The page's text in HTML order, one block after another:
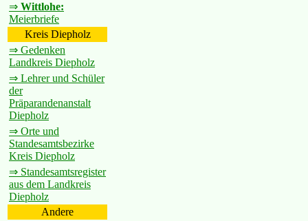
⇒ Wittlohe:
Meierbriefe
Kreis Diepholz
⇒ Gedenken
Landkreis Diepholz
⇒ Lehrer und Schüler
der
Präparandenanstalt
Diepholz
⇒ Orte und
Standesamtsbezirke
Kreis Diepholz
⇒ Standesamtsregister
aus dem Landkreis
Diepholz
Andere